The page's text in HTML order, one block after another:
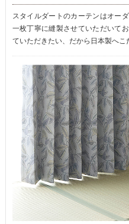
スタイルダートのカーテンはオー
一枚丁寧に縫製させていただいて
ていただきたい、だから日本製へこ